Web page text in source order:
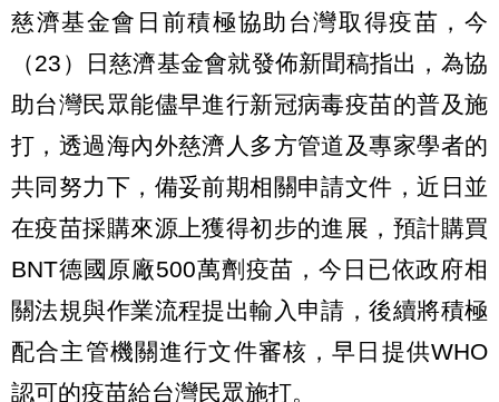
慈濟基金會日前積極協助台灣取得疫苗，今
（23）日慈濟基金會就發佈新聞稿指出，為協
助台灣民眾能儘早進行新冠病毒疫苗的普及施
打，透過海內外慈濟人多方管道及專家學者的
共同努力下，備妥前期相關申請文件，近日並
在疫苗採購來源上獲得初步的進展，預計購買
BNT德國原廠500萬劑疫苗，今日已依政府相
關法規與作業流程提出輸入申請，後續將積極
配合主管機關進行文件審核，早日提供WHO
認可的疫苗給台灣民眾施打。